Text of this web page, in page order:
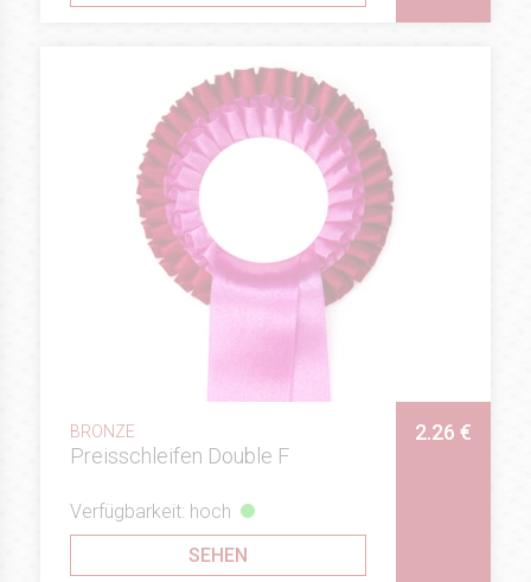
BRONZE
Preisschleifen Double F
2.26 €
Verfügbarkeit: hoch
SEHEN